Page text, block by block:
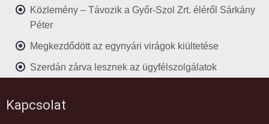
Közlemény – Távozik a Győr-Szol Zrt. éléről Sárkány
Péter
Megkezdődött az egynyári virágok kiültetése
Szerdán zárva lesznek az ügyfélszolgálatok
Kapcsolat